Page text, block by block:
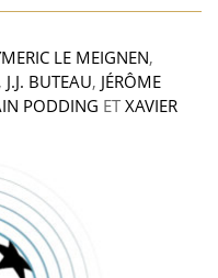
LE MEIGNEN,
, J.J. BUTEAU, JÉRÔME
PODDING ETXAVIER